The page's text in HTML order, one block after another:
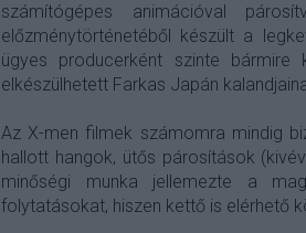
számítógépes animációval
előzménytörténetéből készült a
ügyes producerként szinte
elkészülhetett Farkas Japán
Az X-men filmek számomra mindig
hallott hangok, ütős párosítások
minőségi munka jellemezte a
folytatásokat, hiszen kettő is elérhető